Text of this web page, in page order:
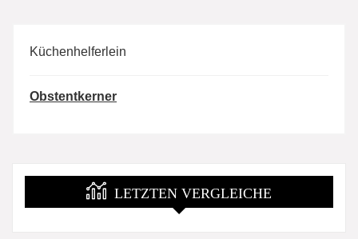
Küchenhelferlein
Obstentkerner
LETZTEN VERGLEICHE